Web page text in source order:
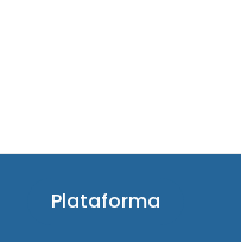
Plataforma